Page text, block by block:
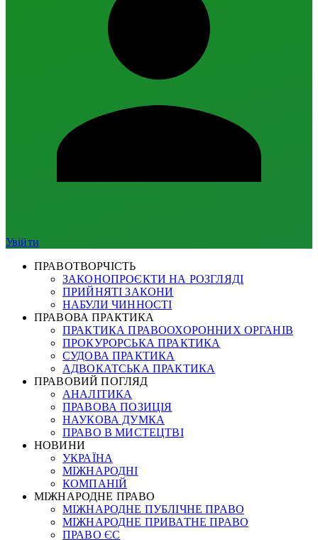
Увійти
ПРАВОТВОРЧІСТЬ
ЗАКОНОПРОЄКТИ НА РОЗГЛЯДІ
ПРИЙНЯТІ ЗАКОНИ
НАБУЛИ ЧИННОСТІ
ПРАВОВА ПРАКТИКА
ПРАКТИКА ПРАВООХОРОННИХ ОРГАНІВ
ПРОКУРОРСЬКА ПРАКТИКА
СУДОВА ПРАКТИКА
АДВОКАТСЬКА ПРАКТИКА
ПРАВОВИЙ ПОГЛЯД
АНАЛІТИКА
ПРАВОВА ПОЗИЦІЯ
НАУКОВА ДУМКА
ПРАВО В МИСТЕЦТВІ
НОВИНИ
УКРАЇНА
МІЖНАРОДНІ
КОМПАНІЙ
МІЖНАРОДНЕ ПРАВО
МІЖНАРОДНЕ ПУБЛІЧНЕ ПРАВО
МІЖНАРОДНЕ ПРИВАТНЕ ПРАВО
ПРАВО ЄС